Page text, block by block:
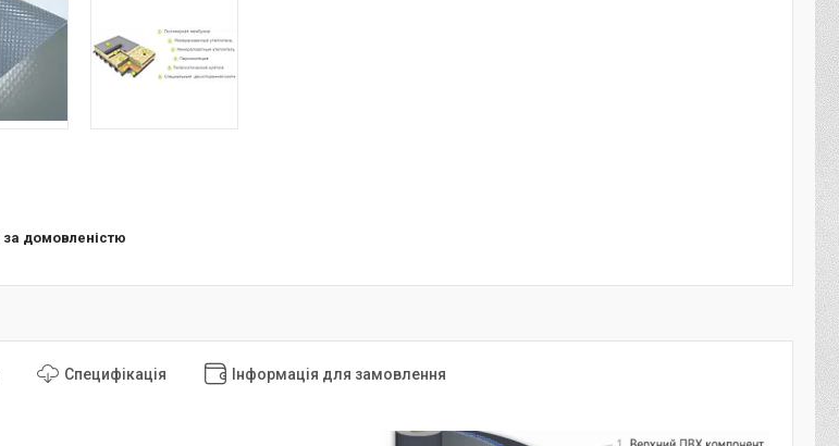
за домовленістю
Специфікація Інформація для замовлення